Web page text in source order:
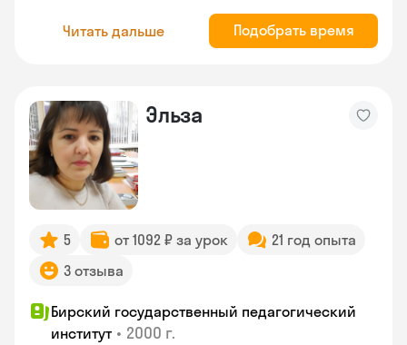
Читать дальше Подобрать время
Эльза
5 от 1092 ₽ за урок
21 год опыта
3 отзыва
Бирский государственный педагогический
институт • 2000 г.